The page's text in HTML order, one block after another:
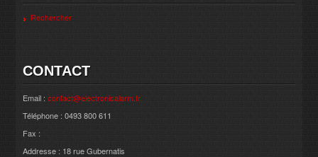
Rechercher
CONTACT
Email :contact@electronicalarm.fr
Téléphone : 0493 800 611
Fax :
Addresse : 18 rue Gubernatis